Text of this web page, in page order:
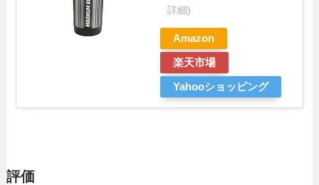
詳細)
Amazon
楽天市場
Yahooショッピング
評価